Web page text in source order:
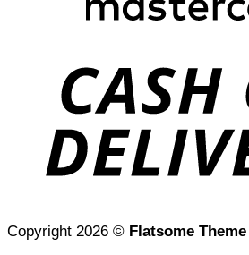
Copyright 2026 © Flatsome Theme